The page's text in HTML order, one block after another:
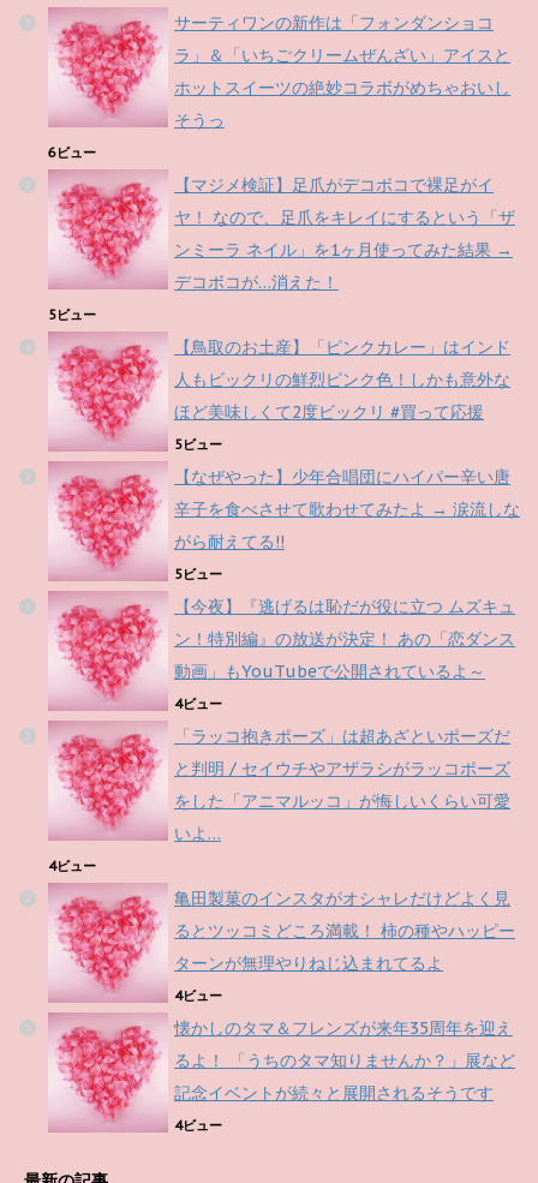
サーティワンの新作は「フォンダンショコ
ラ」＆「いちごクリームぜんざい」アイスと
ホットスイーツの絶妙コラボがめちゃおいし
そうっ
6ビュー
【マジメ検証】足爪がデコボコで裸足がイ
ヤ！ なので、足爪をキレイにするという「ザ
ンミーラ ネイル」を1ヶ月使ってみた結果 →
デコボコが…消えた！
5ビュー
【鳥取のお土産】「ピンクカレー」はインド
人もビックリの鮮烈ピンク色！しかも意外な
ほど美味しくて2度ビックリ #買って応援
5ビュー
【なぜやった】少年合唱団にハイパー辛い唐
辛子を食べさせて歌わせてみたよ → 涙流しな
がら耐えてる!!
5ビュー
【今夜】『逃げるは恥だが役に立つ ムズキュ
ン！特別編』の放送が決定！ あの「恋ダンス
動画」もYouTubeで公開されているよ～
4ビュー
「ラッコ抱きポーズ」は超あざといポーズだ
と判明 / セイウチやアザラシがラッコポーズ
をした「アニマルッコ」が悔しいくらい可愛
いよ…
4ビュー
亀田製菓のインスタがオシャレだけどよく見
るとツッコミどころ満載！ 柿の種やハッピー
ターンが無理やりねじ込まれてるよ
4ビュー
懐かしのタマ＆フレンズが来年35周年を迎え
るよ！ 「うちのタマ知りませんか？」展など
記念イベントが続々と展開されるそうです
4ビュー